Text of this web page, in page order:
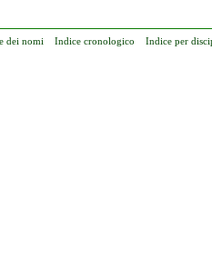
dei nomi Indice cronologico Indice per